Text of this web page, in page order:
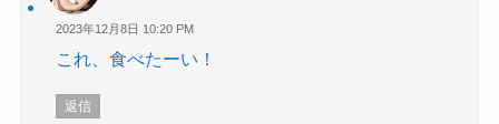
2023年12月8日 10:20 PM
これ、食べたーい！
返信